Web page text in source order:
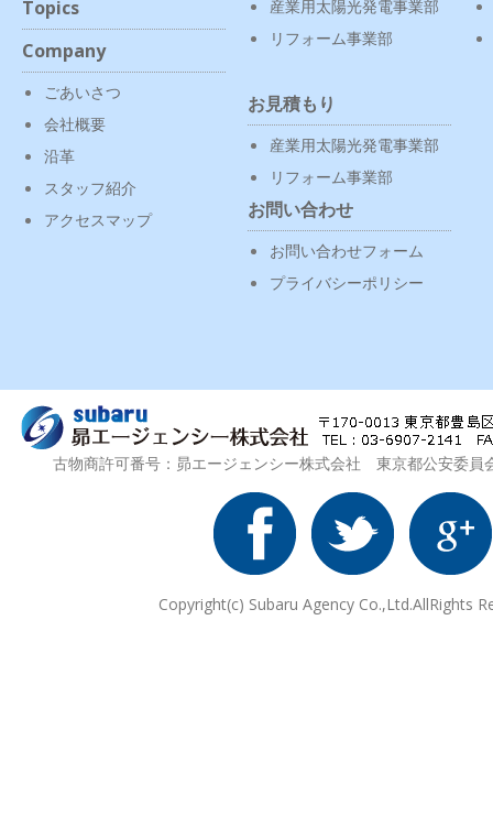
Topics
Company
ごあいさつ
会社概要
沿革
スタッフ紹介
アクセスマップ
産業用太陽光発電事業部
リフォーム事業部
お見積もり
産業用太陽光発電事業部
リフォーム事業部
お問い合わせ
お問い合わせフォーム
プライバシーポリシー
古物商許可番号：昴エージェンシー株式会社 東京都公安委
Copyright(c) Subaru Agency Co.,Ltd.AllRights